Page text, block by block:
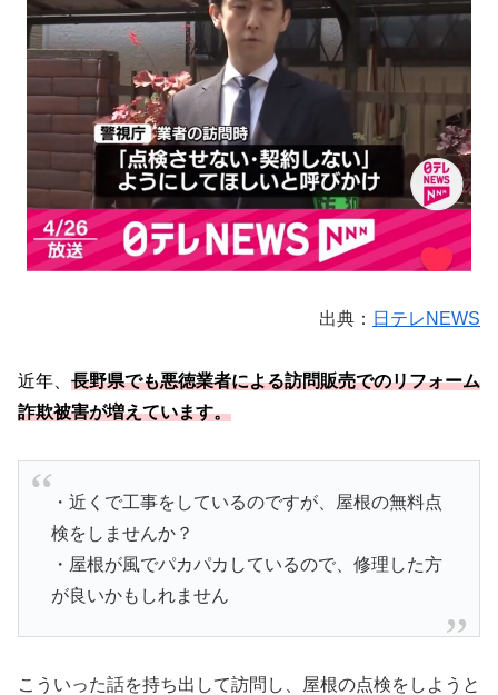
出典： 日テレNEWS
近年、 長野県でも悪徳業者による訪問販売でのリフォーム
詐欺被害が増えています。
・近くで工事をしているのですが、屋根の無料点
検をしませんか？
・屋根が風でパカパカしているので、修理した方
が良いかもしれません
こういった話を持ち出して訪問し、屋根の点検をしようと